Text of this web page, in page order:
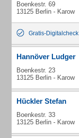
Boenkestr. 69
13125 Berlin - Karow
Gratis-Digitalcheck
Hannöver Ludger
Boenkestr. 23
13125 Berlin - Karow
Hückler Stefan
Boenkestr. 33
13125 Berlin - Karow